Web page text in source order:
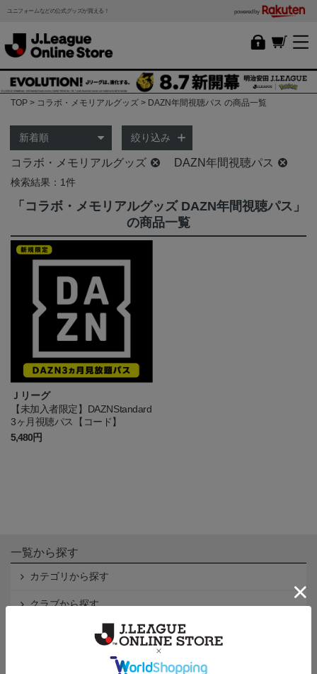
ユニフォームなどの公式グッズが買える！ powered by
TOP コラボ・メモリアルグッズ DAZN年間視聴パス の商品一覧
絞り込み
コラボ・メモリアルグッズ DAZN年間視聴パス
検索結果：1件
「コラボ・メモリアルグッズ DAZN年間視聴パス」
の商品一覧
Ｊリーグ
【未加入者限定】DAZNStandard
3ヶ月視聴パス【コード】
5,480円
一覧から探す
カテゴリから探す
クラブから探す
Ｊ2
インフォメーション